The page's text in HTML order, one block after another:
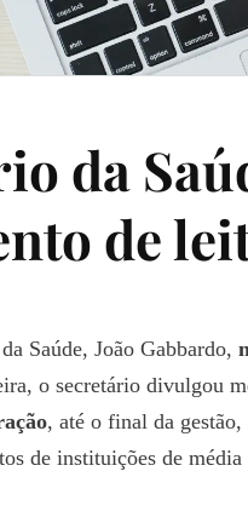
da
de
Saúde, João Gabbardo,
o secretário divulgou
, até o final da gestão,
de instituições de